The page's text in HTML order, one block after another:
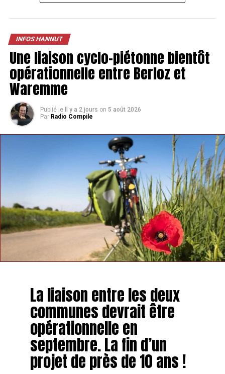
INFOS HANNUT
Une liaison cyclo-piétonne bientôt
opérationnelle entre Berloz et
Waremme
Publié le Il y a 2 jours on 5 août 2026
Par Radio Compile
La liaison entre les deux
communes devrait être
opérationnelle en
septembre. La fin d’un
projet de près de 10 ans !